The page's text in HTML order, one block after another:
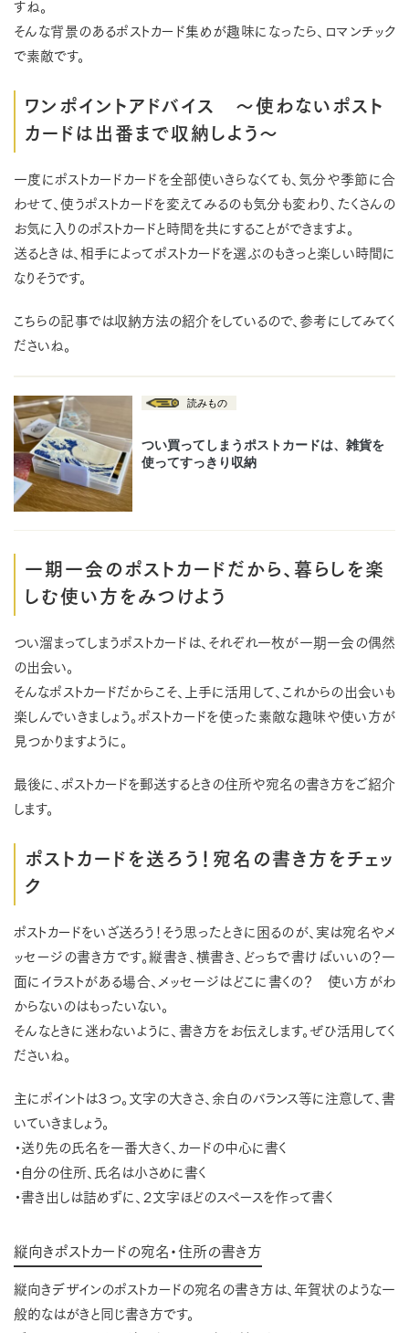
すね。
そんな背景のあるポストカード集めが趣味になったら、ロマンチック
で素敵です。
ワンポイントアドバイス ～使わないポスト
カードは出番まで収納しよう～
一度にポストカードカードを全部使いきらなくても、気分や季節に合
わせて、使うポストカードを変えてみるのも気分も変わり、たくさんの
お気に入りのポストカードと時間を共にすることができますよ。
送るときは、相手によってポストカードを選ぶのもきっと楽しい時間に
なりそうです。
こちらの記事では収納方法の紹介をしているので、参考にしてみてく
ださいね。
一期一会のポストカードだから、暮らしを楽
しむ使い方をみつけよう
つい溜まってしまうポストカードは、それぞれ一枚が一期一会の偶然
の出会い。
そんなポストカードだからこそ、上手に活用して、これからの出会いも
楽しんでいきましょう。ポストカードを使った素敵な趣味や使い方が
見つかりますように。
最後に、ポストカードを郵送するときの住所や宛名の書き方をご紹介
します。
ポストカードを送ろう！宛名の書き方をチェッ
ク
ポストカードをいざ送ろう！そう思ったときに困るのが、実は宛名やメ
ッセージの書き方です。縦書き、横書き、どっちで書けばいいの？一
面にイラストがある場合、メッセージはどこに書くの？ 使い方がわ
からないのはもったいない。
そんなときに迷わないように、書き方をお伝えします。ぜひ活用してく
ださいね。
主にポイントは３つ。文字の大きさ、余白のバランス等に注意して、書
いていきましょう。
・送り先の氏名を一番大きく、カードの中心に書く
・自分の住所、氏名は小さめに書く
・書き出しは詰めずに、２文字ほどのスペースを作って書く
縦向きポストカードの宛名・住所の書き方
縦向きデザインのポストカードの宛名の書き方は、年賀状のような一
般的なはがきと同じ書き方です。